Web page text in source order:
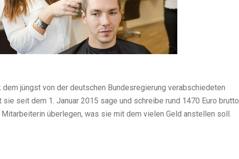
jüngst von der deutschen Bundesregierung verabschiedeten
seit dem 1. Januar 2015 sage und schreibe rund 1470 Euro brutto
überlegen, was sie mit dem vielen Geld anstellen soll.